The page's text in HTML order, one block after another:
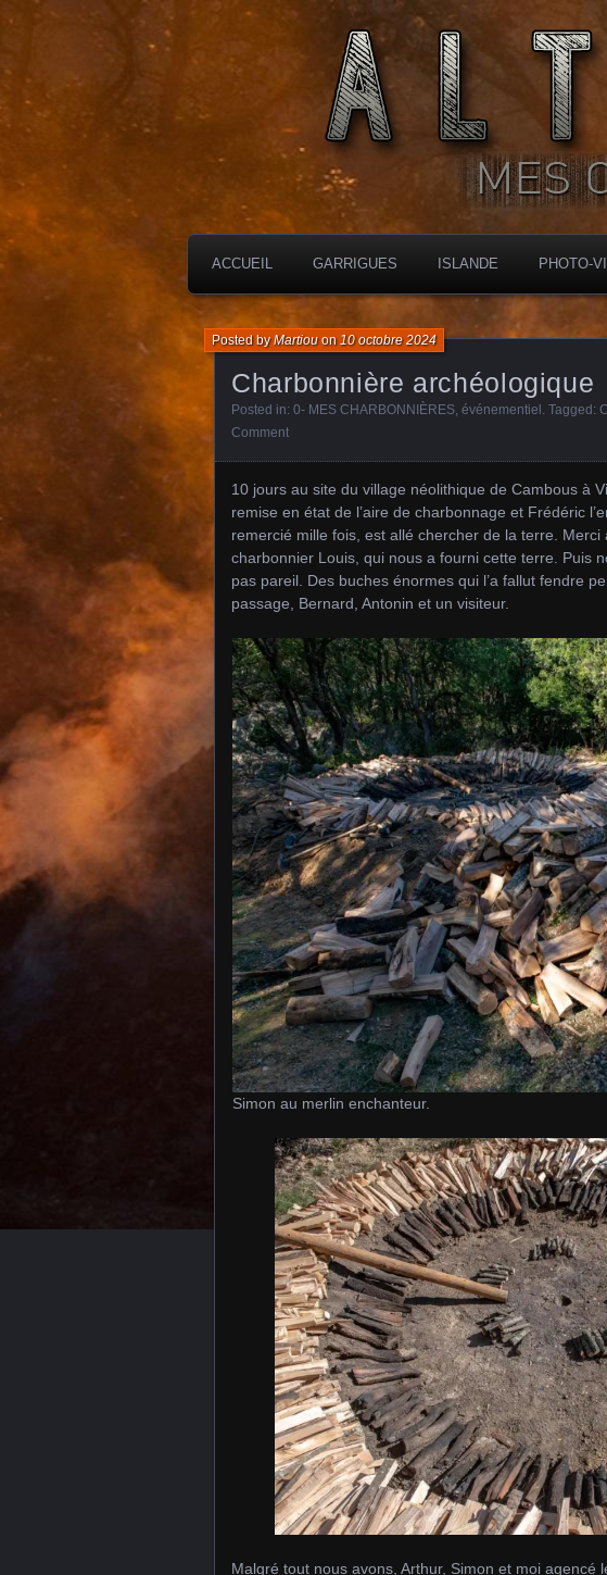
ALTIMARA
MES CHARBONNIÈRES
ACCUEIL GARRIGUES ISLANDE PHOTO-
Charbonnière archéologique
Posted byMartiouon10 octobre 2024
Posted in: 0- MES CHARBONNIÈRES, événementiel . Tagged:
Comment
10 jours au site du village néolithique de Cambous à
remise en état de l’aire de charbonnage et Frédéric
remercié mille fois, est allé chercher de la terre.
charbonnier Louis, qui nous a fourni cette terre. Puis
pas pareil. Des buches énormes qui l’a fallut fendre
passage, Bernard, Antonin et un visiteur.
Simon au merlin enchanteur.
Malgré tout nous avons, Arthur, Simon et moi agencé